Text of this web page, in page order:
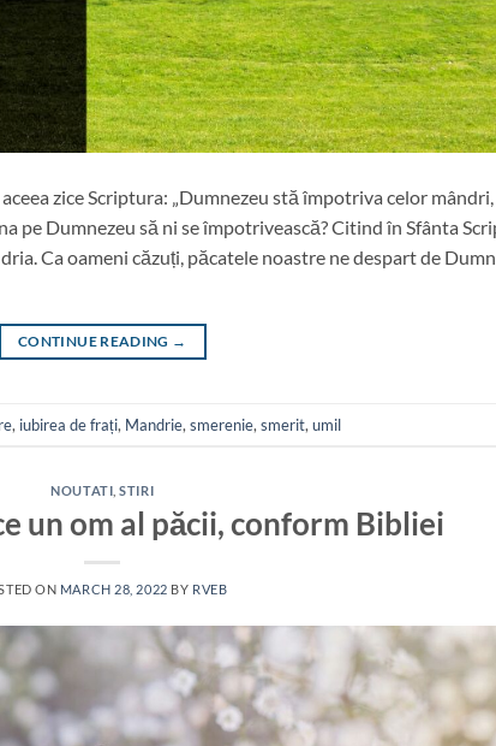
zice Scriptura: „Dumnezeu stă împotriva celor
pe Dumnezeu să ni se împotrivească? Citind în Sfânta
Ca oameni căzuți, păcatele noastre ne despart de
CONTINUE READING →
, iubirea de frați, Mandrie, smerenie, smerit, umil
NOUTATI ,STIRI
un om al păcii, conform Bibliei
ON MARCH 28, 2022 BY RVEB